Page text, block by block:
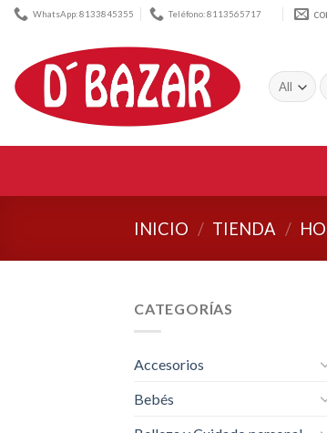
Skip
content
WhatsApp: 8133845355 Teléfono: 8113565717
INICIO / TIENDA /
CATEGORÍAS
Accesorios
Bebés